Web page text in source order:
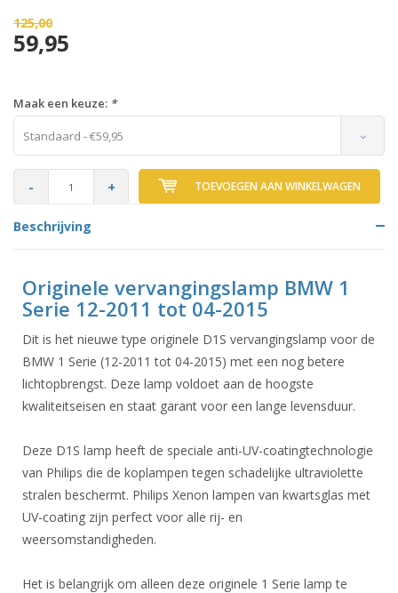
125,00
59,95
Maak een keuze: *
Standaard - €59,95
- + TOEVOEGEN AAN WINKELWAGEN
Beschrijving
Originele vervangingslamp BMW 1
Serie 12-2011 tot 04-2015
Dit is het nieuwe type originele D1S vervangingslamp voor de
BMW 1 Serie (12-2011 tot 04-2015) met een nog betere
lichtopbrengst. Deze lamp voldoet aan de hoogste
kwaliteitseisen en staat garant voor een lange levensduur.
Deze D1S lamp heeft de speciale anti-UV-coatingtechnologie
van Philips die de koplampen tegen schadelijke ultraviolette
stralen beschermt. Philips Xenon lampen van kwartsglas met
UV-coating zijn perfect voor alle rij- en
weersomstandigheden.
Het is belangrijk om alleen deze originele 1 Serie lamp te